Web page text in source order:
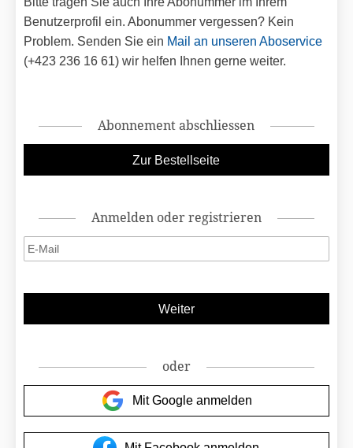
Benutzerprofil ein. Abonummer vergessen? Kein
Problem. Senden Sie ein Mail an unseren Aboservice
(+423 236 16 61) wir helfen Ihnen gerne weiter.
Abonnement abschliessen
Anmelden oder registrieren
oder
Mit Google anmelden